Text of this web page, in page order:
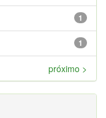
1
1
próximo >